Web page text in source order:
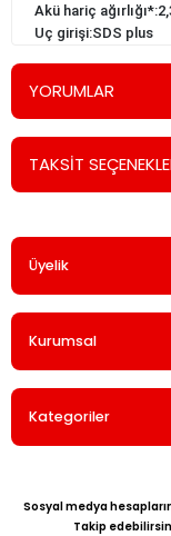
Akü hariç
Uç girişi:SDS plus
YORUMLAR
Bu
TAKSİT
Üyelik
Kurumsal
Kategoriler
Sosyal medya
Takip